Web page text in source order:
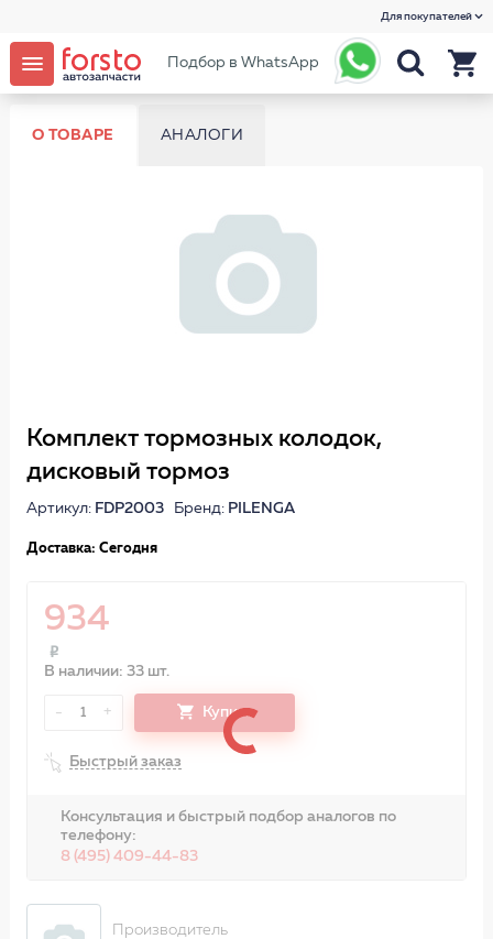
Для покупателей
Подбор в WhatsApp
О ТОВАРЕ АНАЛОГИ
Комплект тормозных колодок,
дисковый тормоз
Артикул: FDP2003Бренд: PILENGA
Доставка: Сегодня
934
В наличии: 33 шт.
- 1 + Купить
Быстрый заказ
Консультация и быстрый подбор аналогов по
телефону:
8 (495) 409-44-83
Производитель